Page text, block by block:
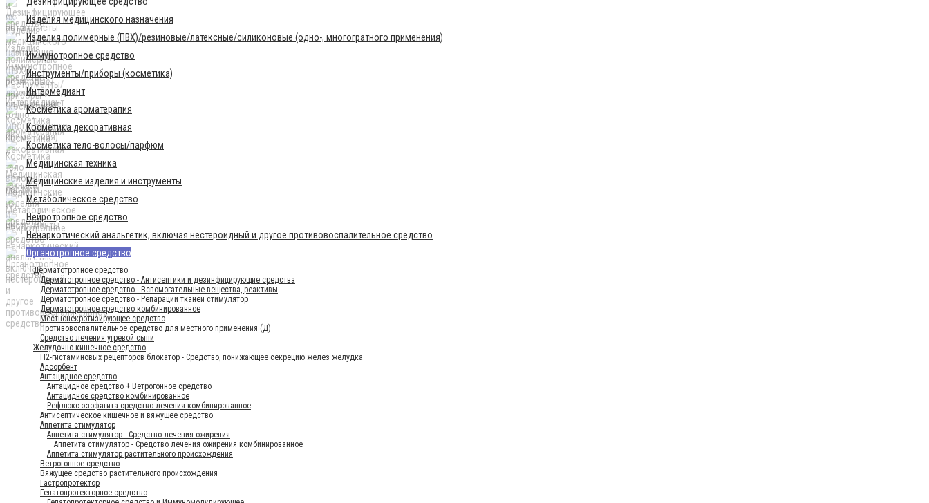
Изделия медицинского назначения
Изделия полимерные (ПВХ)/резиновые/латексные/силиконовые (одно-, многогратного применения)
Иммунотропное средство
Инструменты/приборы (косметика)
Интермедиант
Косметика ароматерапия
Косметика декоративная
Косметика тело-волосы/парфюм
Медицинская техника
Медицинские изделия и инструменты
Метаболическое средство
Нейротропное средство
Ненаркотический анальгетик, включая нестероидный и другое противовоспалительное средство
Органотропное средство
Дерматотропное средство
Дерматотропное средство - Антисептики и дезинфицирующие средства
Дерматотропное средство - Вспомогательные вещества, реактивы
Дерматотропное средство - Репарации тканей стимулятор
Дерматотропное средство комбинированное
Местнонекротизирующее средство
Противовоспалительное средство для местного применения (Д)
Средство лечения угревой сыпи
Желудочно-кишечное средство
H2-гистаминовых рецепторов блокатор - Средство, понижающее секрецию желёз желудка
Адсорбент
Антацидное средство
Антацидное средство + Ветрогонное средство
Антацидное средство комбинированное
Рефлюкс-эзофагита средство лечения комбинированное
Антисептическое кишечное и вяжущее средство
Аппетита стимулятор
Аппетита стимулятор - Средство лечения ожирения
Аппетита стимулятор - Средство лечения ожирения комбинированное
Аппетита стимулятор растительного происхождения
Ветрогонное средство
Вяжущее средство растительного происхождения
Гастропротектор
Гепатопротекторное средство